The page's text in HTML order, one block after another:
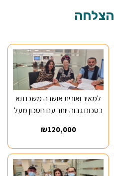
הצלחה
למאיר ואורית אושרה משכנתא
בסכום גבוה יותר עם חסכון מעל
₪120,000